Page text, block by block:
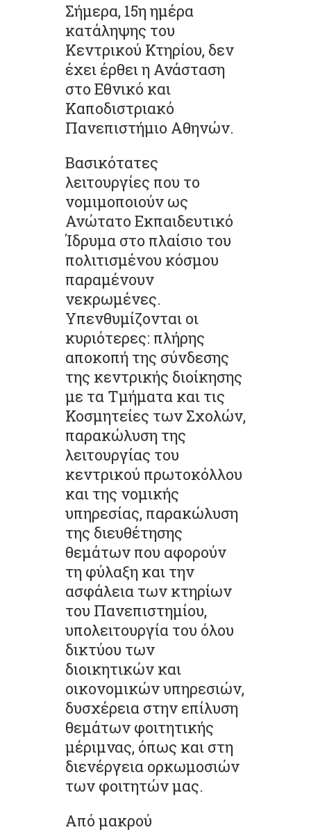
Σήμερα, 15η ημέρα
κατάληψης του
Κεντρικού Κτηρίου, δεν
έχει έρθει η Ανάσταση
στο Εθνικό και
Καποδιστριακό
Πανεπιστήμιο Αθηνών.
Βασικότατες
λειτουργίες που το
νομιμοποιούν ως
Ανώτατο Εκπαιδευτικό
Ίδρυμα στο πλαίσιο του
πολιτισμένου κόσμου
παραμένουν
νεκρωμένες.
Υπενθυμίζονται οι
κυριότερες: πλήρης
αποκοπή της σύνδεσης
της κεντρικής διοίκησης
με τα Τμήματα και τις
Κοσμητείες των Σχολών,
παρακώλυση της
λειτουργίας του
κεντρικού πρωτοκόλλου
και της νομικής
υπηρεσίας, παρακώλυση
της διευθέτησης
θεμάτων που αφορούν
τη φύλαξη και την
ασφάλεια των κτηρίων
του Πανεπιστημίου,
υπολειτουργία του όλου
δικτύου των
διοικητικών και
οικονομικών υπηρεσιών,
δυσχέρεια στην επίλυση
θεμάτων φοιτητικής
μέριμνας, όπως και στη
διενέργεια ορκωμοσιών
των φοιτητών μας.
Από μακρού